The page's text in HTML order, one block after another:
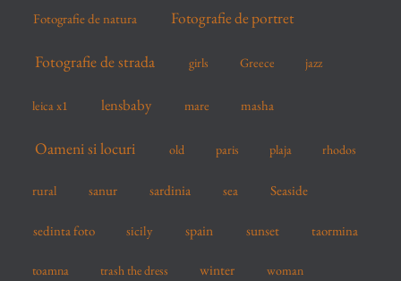
Fotografie de natura Fotografie de portret
Fotografie de strada girls Greece jazz
leica x1 lensbaby mare masha
Oameni si locuri old paris plaja rhodos
rural sanur sardinia sea Seaside
sedinta foto sicily spain sunset taormina
toamna trash the dress winter woman